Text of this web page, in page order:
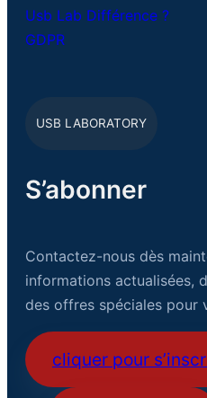
Usb Lab Différence ?
GDPR
USB LABORATORY
S’abonner
Contactez-nous dès
informations actualisées,
des offres spéciales pour
cliquer pour